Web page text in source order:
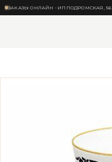
ЗАКАЗЫ ОНЛАЙН • ИППОДРОМСКАЯ, 56